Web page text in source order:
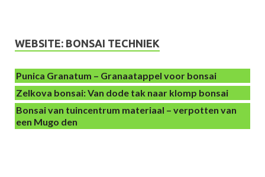
WEBSITE: BONSAI TECHNIEK
Punica Granatum – Granaatappel voor bonsai
Zelkova bonsai: Van dode tak naar klomp bonsai
Bonsai van tuincentrum materiaal – verpotten van
een Mugo den